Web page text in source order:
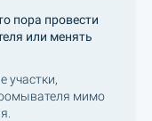
пора провести
или менять
участки,
мимо